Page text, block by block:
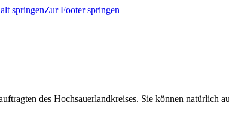
springenZur Footer springen
des Hochsauerlandkreises. Sie können natürlich